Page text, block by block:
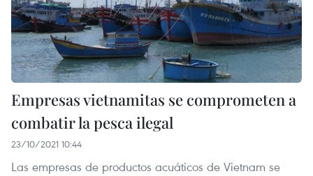
Empresas vietnamitas se comprometen a
combatir la pesca ilegal
23/10/2021 10:44
Las empresas de productos acuáticos de Vietnam se